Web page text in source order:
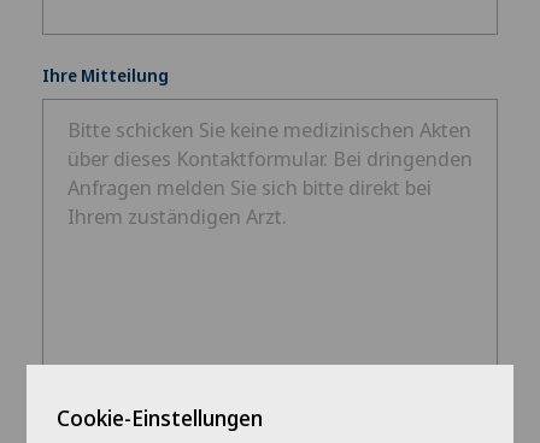
Ihre Mitteilung
Datenschutz
Cookie-Einstellungen